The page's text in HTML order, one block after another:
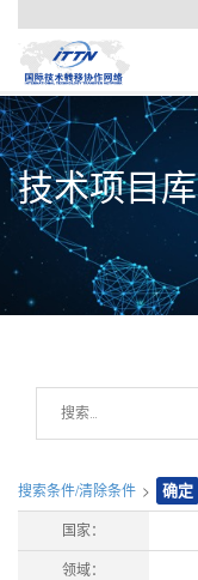
技术项目库
搜索条件/清除条件 > 确定
国家：
领域：